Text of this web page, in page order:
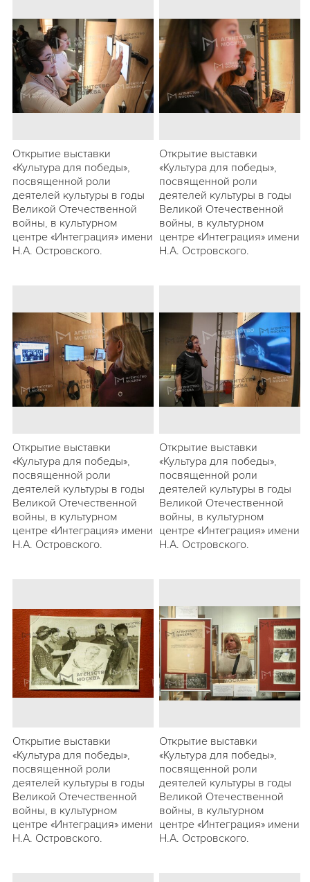
Открытие выставки
«Культура для победы»,
посвященной роли
деятелей культуры в годы
Великой Отечественной
войны, в культурном
центре «Интеграция» имени
Н.А. Островского.
Открытие выставки
«Культура для победы»,
посвященной роли
деятелей культуры в годы
Великой Отечественной
войны, в культурном
центре «Интеграция» имени
Н.А. Островского.
Открытие выставки
«Культура для победы»,
посвященной роли
деятелей культуры в годы
Великой Отечественной
войны, в культурном
центре «Интеграция» имени
Н.А. Островского.
Открытие выставки
«Культура для победы»,
посвященной роли
деятелей культуры в годы
Великой Отечественной
войны, в культурном
центре «Интеграция» имени
Н.А. Островского.
Открытие выставки
«Культура для победы»,
посвященной роли
деятелей культуры в годы
Великой Отечественной
войны, в культурном
центре «Интеграция» имени
Н.А. Островского.
Открытие выставки
«Культура для победы»,
посвященной роли
деятелей культуры в годы
Великой Отечественной
войны, в культурном
центре «Интеграция» имени
Н.А. Островского.